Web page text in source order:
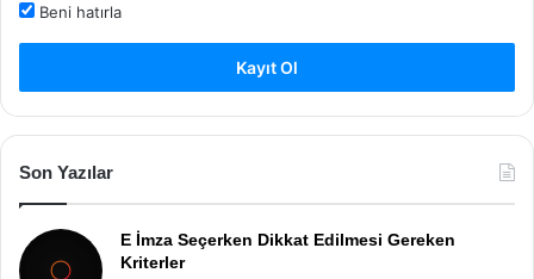
Beni hatırla
Kayıt Ol
Son Yazılar
E İmza Seçerken Dikkat Edilmesi Gereken
Kriterler